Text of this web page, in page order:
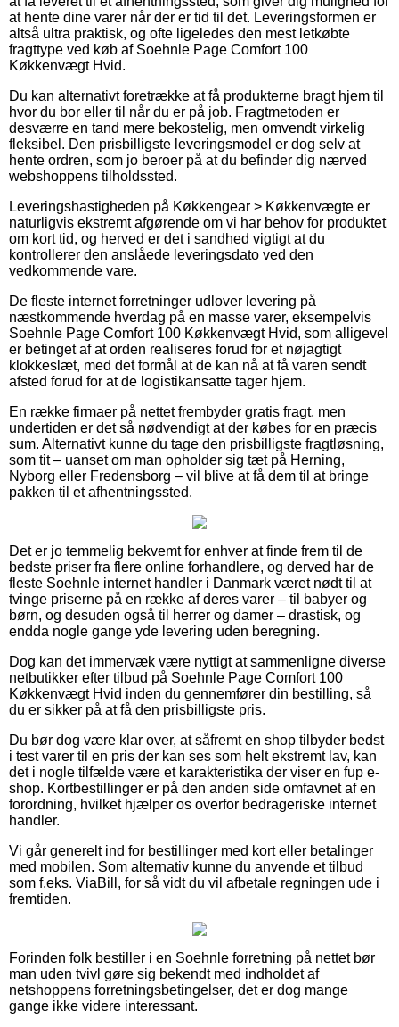
at hente dine varer når der er tid til det. Leveringsformen er
altså ultra praktisk, og ofte ligeledes den mest letkøbte
fragttype ved køb af Soehnle Page Comfort 100
Køkkenvægt Hvid.
Du kan alternativt foretrække at få produkterne bragt hjem til
hvor du bor eller til når du er på job. Fragtmetoden er
desværre en tand mere bekostelig, men omvendt virkelig
fleksibel. Den prisbilligste leveringsmodel er dog selv at
hente ordren, som jo beroer på at du befinder dig nærved
webshoppens tilholdssted.
Leveringshastigheden på Køkkengear > Køkkenvægte er
naturligvis ekstremt afgørende om vi har behov for produktet
om kort tid, og herved er det i sandhed vigtigt at du
kontrollerer den anslåede leveringsdato ved den
vedkommende vare.
De fleste internet forretninger udlover levering på
næstkommende hverdag på en masse varer, eksempelvis
Soehnle Page Comfort 100 Køkkenvægt Hvid, som alligevel
er betinget af at orden realiseres forud for et nøjagtigt
klokkeslæt, med det formål at de kan nå at få varen sendt
afsted forud for at de logistikansatte tager hjem.
En række firmaer på nettet frembyder gratis fragt, men
undertiden er det så nødvendigt at der købes for en præcis
sum. Alternativt kunne du tage den prisbilligste fragtløsning,
som tit – uanset om man opholder sig tæt på Herning,
Nyborg eller Fredensborg – vil blive at få dem til at bringe
pakken til et afhentningssted.
Det er jo temmelig bekvemt for enhver at finde frem til de
bedste priser fra flere online forhandlere, og derved har de
fleste Soehnle internet handler i Danmark været nødt til at
tvinge priserne på en række af deres varer – til babyer og
børn, og desuden også til herrer og damer – drastisk, og
endda nogle gange yde levering uden beregning.
Dog kan det immervæk være nyttigt at sammenligne diverse
netbutikker efter tilbud på Soehnle Page Comfort 100
Køkkenvægt Hvid inden du gennemfører din bestilling, så
du er sikker på at få den prisbilligste pris.
Du bør dog være klar over, at såfremt en shop tilbyder bedst
i test varer til en pris der kan ses som helt ekstremt lav, kan
det i nogle tilfælde være et karakteristika der viser en fup e-
shop. Kortbestillinger er på den anden side omfavnet af en
forordning, hvilket hjælper os overfor bedrageriske internet
handler.
Vi går generelt ind for bestillinger med kort eller betalinger
med mobilen. Som alternativ kunne du anvende et tilbud
som f.eks. ViaBill, for så vidt du vil afbetale regningen ude i
fremtiden.
Forinden folk bestiller i en Soehnle forretning på nettet bør
man uden tvivl gøre sig bekendt med indholdet af
netshoppens forretningsbetingelser, det er dog mange
gange ikke videre interessant.